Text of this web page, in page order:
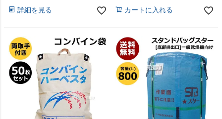
詳細を見る カートに入れる